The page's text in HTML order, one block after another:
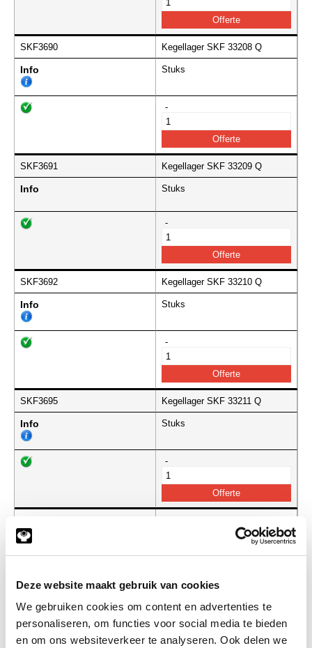
Deze website maakt gebruik van cookies
We gebruiken cookies om content en advertenties te
personaliseren, om functies voor social media te bieden
en om ons websiteverkeer te analyseren. Ook delen we
SKF3690 Kegellager SKF 33208 Q
Info Stuks
-
SKF3691 Kegellager SKF 33209 Q
Info Stuks
-
SKF3692 Kegellager SKF 33210 Q
Info Stuks
-
SKF3695 Kegellager SKF 33211 Q
Info Stuks
-
Info
SKF3699 Kegellager SKF 33213 Q